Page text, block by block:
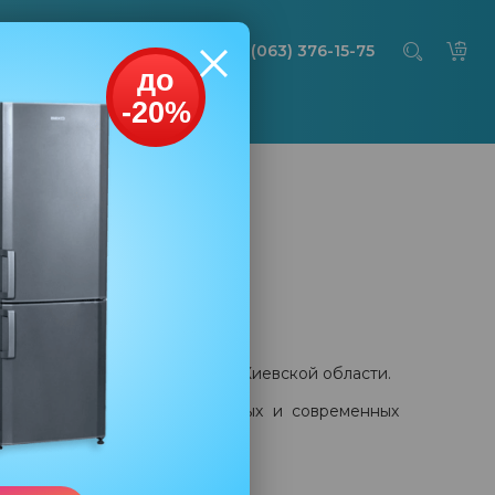
КОНТАКТЫ (063) 376-15-75
и морозильных камер по всей Киевской области.
холодильники старых и современных
техники.